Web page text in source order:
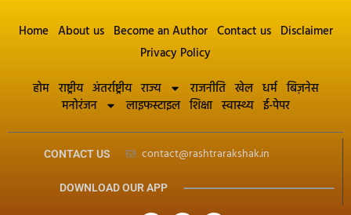
Home About us Become an Author Contact us Disclaimer
Privacy Policy
होम राष्ट्रीय अंतर्राष्ट्रीय राज्य राजनीति खेल धर्म बिज़नेस
मनोरंजन
लाइफस्टाइल शिक्षा स्वास्थ्य ई-पेपर
CONTACT US contact@rashtrarakshak.in
DOWNLOAD OUR APP